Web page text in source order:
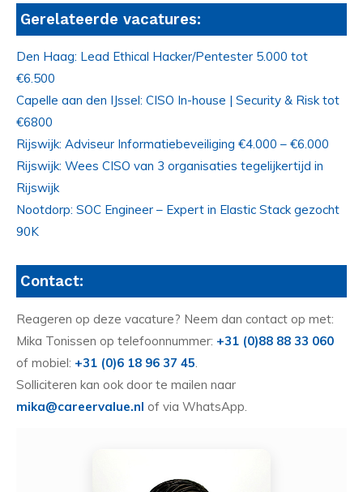
Gerelateerde vacatures:
Den Haag: Lead Ethical Hacker/Pentester 5.000 tot
€6.500
Capelle aan den IJssel: CISO In-house | Security & Risk tot
€6800
Rijswijk: Adviseur Informatiebeveiliging €4.000 – €6.000
Rijswijk: Wees CISO van 3 organisaties tegelijkertijd in
Rijswijk
Nootdorp: SOC Engineer – Expert in Elastic Stack gezocht
90K
Contact:
Reageren op deze vacature? Neem dan contact op met:
Mika Tonissen op telefoonnummer: +31 (0)88 88 33 060
of mobiel: +31 (0)6 18 96 37 45.
Solliciteren kan ook door te mailen naar
mika@careervalue.nl of via WhatsApp.